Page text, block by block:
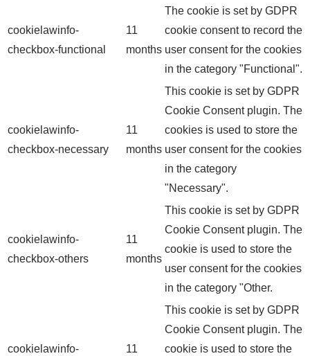
cookielawinfo-
checkbox-functional
11
months
The cookie is set by GDPR
cookie consent to record the
user consent for the cookies
in the category "Functional".
cookielawinfo-
checkbox-necessary
11
months
This cookie is set by GDPR
Cookie Consent plugin. The
cookies is used to store the
user consent for the cookies
in the category
"Necessary".
cookielawinfo-
checkbox-others
11
months
This cookie is set by GDPR
Cookie Consent plugin. The
cookie is used to store the
user consent for the cookies
in the category "Other.
cookielawinfo-
11
This cookie is set by GDPR
Cookie Consent plugin. The
cookie is used to store the